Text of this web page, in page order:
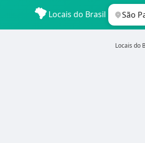
Locais do Brasil
Locais do